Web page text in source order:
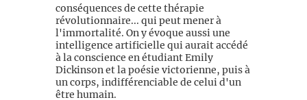
conséquences de cette thérapie
révolutionnaire... qui peut mener à
l'immortalité. On y évoque aussi une
intelligence artificielle qui aurait accédé
à la conscience en étudiant Emily
Dickinson et la poésie victorienne, puis à
un corps, indifférenciable de celui d'un
être humain.